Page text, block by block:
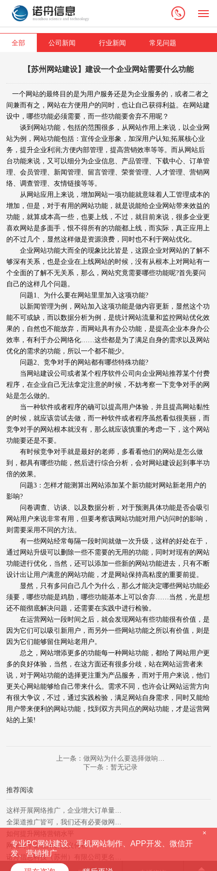
全部 公司新闻 行业新闻 常见问题
【苏州网站建设】建设一个企业网站需要什么功能
一个网站的最终目的是为用户服务还是为企业服务的，或者二者之
间兼而有之，网站在方便用户的同时，也让自己获得利益。在网站建
设中，哪些功能必须需要，而一些功能要舍弃不用呢？
谈到网站功能，包括的范围很多，从网站作用上来说，以企业网
站为例，网站功能包括：宣传企业形象，加深用户认知;拓展核心业
务，提升企业利润;方便内部管理，提高营销效率等等。而从网站后
台功能来说，又可以细分为企业信息、产品管理、下载中心、订单管
理、会员管理、新闻管理、留言管理、荣誉管理、人才管理、营销网
络、调查管理、友情链接等等。
从网站应用上来说，增加网站一项功能就意味着人工管理成本的
增加，但是，对于有用的网站功能，就是说能给企业网站带来效益的
功能，就算成本高一些，也要上线，不过，就目前来说，很多企业更
喜欢网站是多面手，恨不得所有的功能都上线，而实际，真正应用上
的不过几个，显然这样做是资源浪费，同时也不利于网站优化。
企业网站功能大而全的现象比比皆是，这跟企业对网站的了解不
够深有关系，也是企业在上线网站的时候，没有从根本上对网站有一
个全面的了解不无关系，那么，网站究竟需要哪些功能呢?首先要问
自己的这样几个问题。
问题1、为什么要在网站里里加入这项功能?
以新闻管理为例，网站加入这项功能是做内容更新，显然这个功
能不可或缺，而以数据分析为例，是统计网站流量和监控网站优化效
果的，自然也不能放弃，而网站具有办公功能，是提高企业本身办公
效率，有利于办公网络化……这些都是为了满足自身的需求以及网站
优化的需求的功能，所以一个都不能少。
问题2、竞争对手的网站都有哪些特殊功能?
当网站建设公司或者某个程序软件公司向企业网站推荐某个付费
程序，在企业自己无法拿定注意的时候，不妨考察一下竞争对手的网
站是怎么做的。
当一种软件或者程序的确可以提高用户体验，并且提高网站黏性
的时候，就应该尝试去做，而一种软件或者程序虽然看似很美丽，而
竞争对手的网站根本就没有，那么就应该慎重的考虑一下，这个网站
功能要还是不要。
有时候竞争对手就是最好的老师，多看看他们的网站是怎么做
到，都具有哪些功能，然后进行综合分析，会对网站建设起到事半功
倍的效果。
问题3：怎样才能测算出网站添加某个新功能对网站新老用户的
影响?
问卷调查、访谈、以及数据分析，对于预测具体功能是否会吸引
网站用户来说非常有用，但要考察该网站功能对用户访问时的影响，
则需要采用不同的方法。
有一些网站经常每隔一段时间就做一次升级，这样的好处在于，
通过网站升级可以删除一些不需要的无用的功能，同时对现有的网站
功能进行优化，当然，还可以添加一些新的网站功能进去，只有不断
设计出让用户满意的网站功能，才是网站保持高粘度的重要前提。
显然，只有多问自己几个为什么，那么才能决定哪些网站功能必
须要，哪些功能是鸡肋，哪些功能基本上可以舍弃……当然，光是想
还不能彻底解决问题，还需要在实践中进行检验。
在运营网站一段时间之后，就会发现网站有些功能很有价值，是
因为它们可以吸引新用户，而另外一些网站功能之所以有价值，则是
因为它们能够留住网站老用户。
总之，网站增添更多的功能每一种网站功能，都给了网站用户更
多的良好体验，当然，在这方面还有很多分歧，站在网站运营者来
说，对于网站功能的选择更注重为产品服务，而对于用户来说，他们
更关心网站能够给自己带来什么。需求不同，也许会让网站运营方向
有很大争议，不过，通过实践检验，满足网站自身需求，同时又能给
用户带来便利的网站功能，找到双方共同点的网站功能，才是运营网
站的上策!
上一条：做网站为什么要选择做响…
下一条：暂无记录
推荐阅读
这样开展网络推广，企业增大订单量…
全渠道推广皆可，我们还有必要做网…
如何提升网络营销水平
网站对于企业来讲意义何在？
诺舟信息科技（苏州）有限公司更名…
热烈祝贺诺舟信息与昆山市兴安岭物…
×
专业PC网站建设、手机网站制作、APP开发、微信开
发、营销推广